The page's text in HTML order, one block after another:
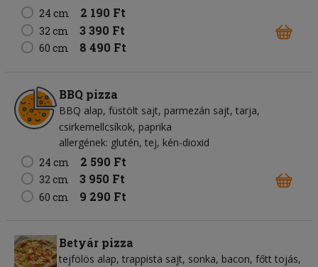
24 cm
2 190 Ft
32 cm 3 390 Ft
60 cm 8 490 Ft
BBQ pizza
BBQ alap füstölt sajt parmezán sajt tarja
csirkemellcsíkok paprika
allergének: glutén, tej, kén-dioxid
24 cm
2 590 Ft
32 cm 3 950 Ft
60 cm 9 290 Ft
Betyár pizza
tejfölös alap trappista sajt sonka bacon főtt tojás